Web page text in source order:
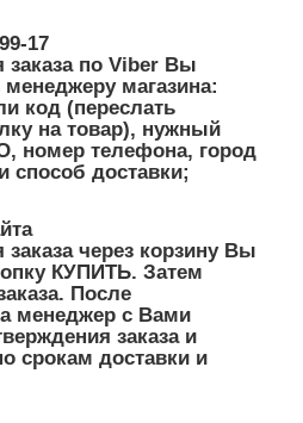
17
по Viber Вы
магазина:
код (переслать
на товар), нужный
номер телефона, город
доставки;
через корзину Вы
КУПИТЬ. Затем
После
менеджер с Вами
заказа и
срокам доставки и